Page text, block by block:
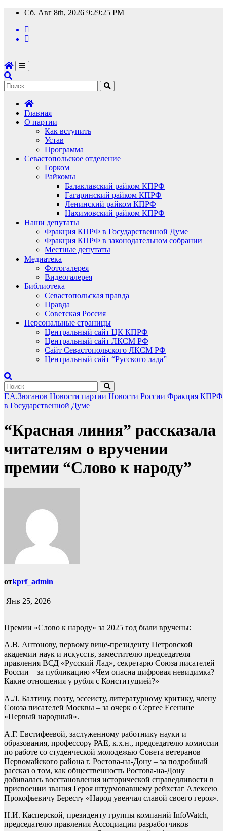
Перейти
содержимому
Сб. Авг 8th, 2026 9:29:26 PM
Главная
О партии
Как вступить
Устав
Программа
Севастопольское отделение
Горком
Райкомы
Балаклавский райком КПРФ
Гагаринский райком КПРФ
Ленинский райком КПРФ
Нахимовский райком КПРФ
Наши депутаты
Фракция КПРФ в Государственной Думе
Фракция КПРФ в законодательном собрании
Местные депутаты
Медиатека
Фотогалерея
Видеогалерея
Библиотека
Севастопольская правда
Правда
Советская Россия
Персональные страницы
Центральный сайт ЦК КПРФ
Центральный сайт ЛКСМ РФ
Сайт Севастопольского ЛКСМ РФ
Центральный сайт “Русского лада”
Г.А.Зюганов Новости партии Новости России Фракция КПРФ
в Государственной Думе
“Красная линия” рассказала
читателям о вручении
премии “Слово к народу”
отkprf_admin
Янв 25, 2026
Премии «Слово к народу» за 2025 год были вручены:
А.В. Антонову, первому вице-президенту Петровской
академии наук и искусств, заместителю председателя
правления ВСД «Русский Лад», секретарю Союза писателей
России – за публикацию «Чем опасна цифровая невидимка?
Какие отношения у рубля с Конституцией?»
А.Л. Балтину, поэту, эссеисту, литературному критику, члену
Союза писателей Москвы – за очерк о Сергее Есенине
«Первый народный».
А.Г. Евстифеевой, заслуженному работнику науки и
образования, профессору РАЕ, к.х.н., председателю комиссии
по работе со студенческой молодежью Совета ветеранов
Первомайского района г. Ростова-на-Дону – за подробный
рассказ о том, как общественность Ростова-на-Дону
добивалась восстановления исторической справедливости в
присвоении звания Героя штурмовавшему рейхстаг Алексею
Прокофьевичу Бересту «Народ увенчал славой своего героя».
Н.И. Касперской, президенту группы компаний InfoWatch,
председателю правления Ассоциации разработчиков